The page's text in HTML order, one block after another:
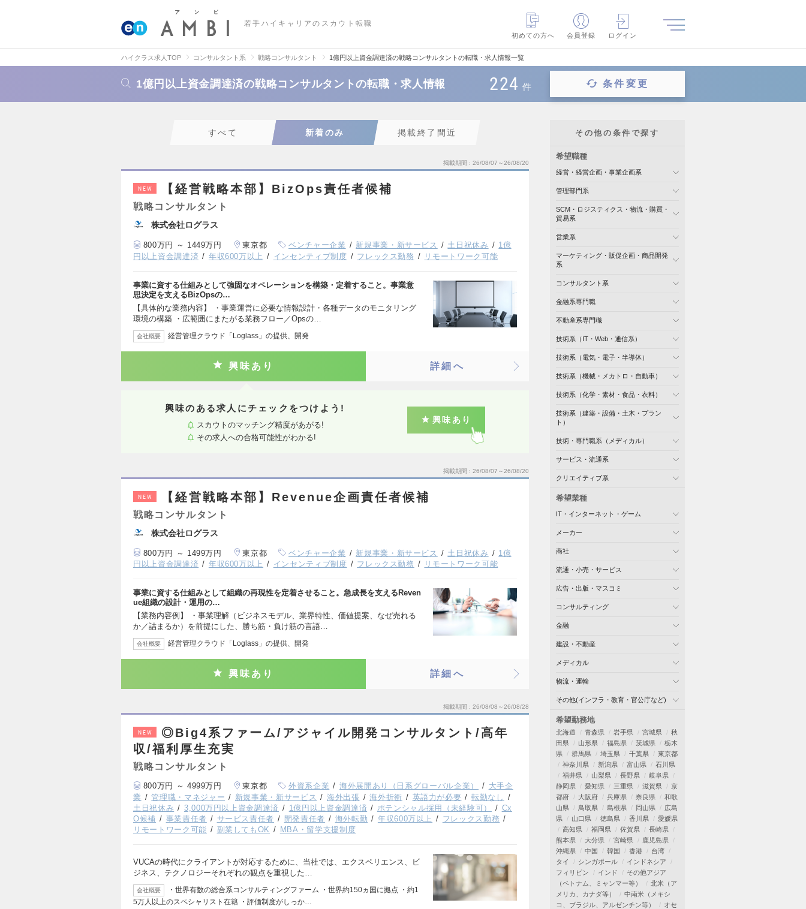
若手ハイキャリアのスカウト転職
初めての方へ
会員登録 ログイン
ハイクラス求人TOP コンサルタント系 戦略コンサルタント 1億円以上資金調達済の戦略コンサルタントの転職・求人情報一覧
1億円以上資金調達済の戦略コンサルタントの転職・求人情報 224 件 条件変更
すべて 新着のみ 掲載終了間近
掲載期間 26/08/07～26/08/20
NEW 【経営戦略本部】BizOps責任者候補
戦略コンサルタント
株式会社ログラス
800万円 ～ 1449万円 東京都 ベンチャー企業 新規事業・新サービス 土日祝休み
1億
円以上資金調達済
年収600万以上 インセンティブ制度 フレックス勤務 リモートワーク可能
事業に資する仕組みとして強固なオペレーションを構築・定着すること。事業意
思決定を支えるBizOpsの…
【具体的な業務内容】 ・事業運営に必要な情報設計・各種データのモニタリング
環境の構築 ・広範囲にまたがる業務フロー／Opsの…
会社概要 経営管理クラウド「Loglass」の提供、開発
興味あり 詳細へ
興味のある求人にチェックをつけよう!
スカウトのマッチング精度があがる!
その求人への合格可能性がわかる!
興味あり
掲載期間 26/08/07～26/08/20
NEW 【経営戦略本部】Revenue企画責任者候補
戦略コンサルタント
株式会社ログラス
800万円 ～ 1499万円 東京都 ベンチャー企業 新規事業・新サービス 土日祝休み
1億
円以上資金調達済
年収600万以上 インセンティブ制度 フレックス勤務 リモートワーク可能
事業に資する仕組みとして組織の再現性を定着させること。急成長を支えるReven
ue組織の設計・運用の…
【業務内容例】 ・事業理解（ビジネスモデル、業界特性、価値提案、なぜ売れる
か／詰まるか）を前提にした、勝ち筋・負け筋の言語…
会社概要 経営管理クラウド「Loglass」の提供、開発
興味あり 詳細へ
掲載期間 26/08/08～26/08/28
NEW
◎Big4系ファーム/アジャイル開発コンサルタント/高年
収/福利厚生充実
戦略コンサルタント
800万円 ～ 4999万円 東京都 外資系企業 海外展開あり（日系グローバル企業）
大手企
業
管理職・マネジャー 新規事業・新サービス 海外出張 海外折衝 英語力が必要
転勤なし
土日祝休み
3,000万円以上資金調達済 1億円以上資金調達済 ポテンシャル採用（未経験可）
Cx
O候補
事業責任者 サービス責任者 開発責任者 海外転勤 年収600万以上
フレックス勤務
リモートワーク可能
副業してもOK MBA・留学支援制度
VUCAの時代にクライアントが対応するために、当社では、エクスペリエンス、ビ
ジネス、テクノロジーそれぞれの観点を重視した…
会社概要
・世界有数の総合系コンサルティングファーム ・世界約150ヵ国に拠点 ・約1
5万人以上のスペシャリスト在籍 ・評価制度がしっか…
その他の条件で探す
希望職種
経営・経営企画・事業企画系
管理部門系
SCM・ロジスティクス・物流・購買・
貿易系
営業系
マーケティング・販促企画・商品開発
系
コンサルタント系
金融系専門職
不動産系専門職
技術系（IT・Web・通信系）
技術系（電気・電子・半導体）
技術系（機械・メカトロ・自動車）
技術系（化学・素材・食品・衣料）
技術系（建築・設備・土木・プラン
ト）
技術・専門職系（メディカル）
サービス・流通系
クリエイティブ系
希望業種
IT・インターネット・ゲーム
メーカー
商社
流通・小売・サービス
広告・出版・マスコミ
コンサルティング
金融
建設・不動産
メディカル
物流・運輸
その他(インフラ・教育・官公庁など)
希望勤務地
北海道 青森県 岩手県 宮城県
秋
田県
山形県 福島県 茨城県
栃木
県
群馬県 埼玉県 千葉県
東京都
神奈川県
新潟県 富山県
石川県
福井県
山梨県 長野県
岐阜県
静岡県
愛知県 三重県 滋賀県
京
都府
大阪府 兵庫県 奈良県
和歌
山県
鳥取県 島根県 岡山県
広島
県
山口県 徳島県 香川県
愛媛県
高知県
福岡県 佐賀県
長崎県
熊本県
大分県 宮崎県
鹿児島県
沖縄県
中国 韓国 香港
台湾
タイ
シンガポール
インドネシア
フィリピン
インド
その他アジア
（ベトナム、ミャンマー等）
北米（ア
メリカ、カナダ等）
中南米（メキシ
コ、ブラジル、アルゼンチン等）
オセ